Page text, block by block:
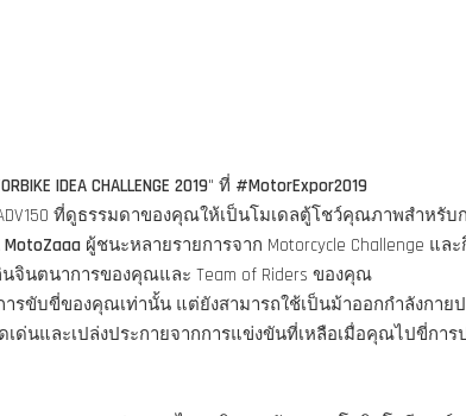
IDEA CHALLENGE 2019" ที่ #MotorExpor2019
ที่ดูธรรมดาของคุณให้เป็นโมเดลตู้โชว์คุณภาพสำห
MotoZaaa ผู้ชนะหลายรายการจาก Motorcycle Challenge แ
นตนาการของคุณและ Team of Riders ของคุณ
ขับขี่ของคุณเท่านั้น แต่ยังสามารถใช้เป็นม้าออกกำลังกายป
ด่นและเปล่งประกายจากการแข่งขันที่เหลือเมื่อคุณไปขี่การ